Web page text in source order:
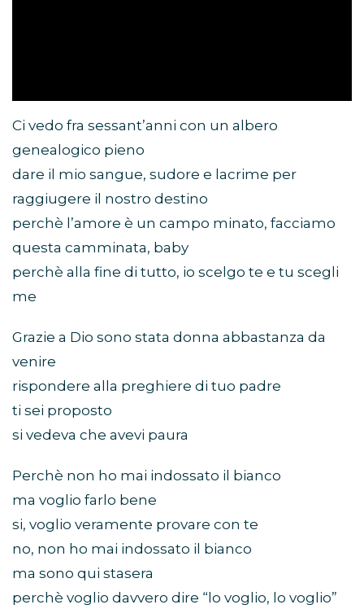
Ci vedo fra sessant’anni con un albero
genealogico pieno
dare il mio sangue, sudore e lacrime per
raggiugere il nostro destino
perchè l’amore è un campo minato, facciamo
questa camminata, baby
perchè alla fine di tutto, io scelgo te e tu scegli
me
Grazie a Dio sono stata donna abbastanza da
venire
rispondere alla preghiere di tuo padre
ti sei proposto
si vedeva che avevi paura
Perchè non ho mai indossato il bianco
ma voglio farlo bene
si, voglio veramente provare con te
no, non ho mai indossato il bianco
ma sono qui stasera
perchè voglio davvero dire “lo voglio, lo voglio”